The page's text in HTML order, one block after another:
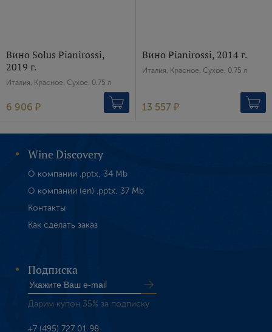
Вино Solus Pianirossi,
2019 г.
Италия, Красное, Сухое, 0.75 л
6 906 ₽
Вино Pianirossi, 2014 г.
Италия, Красное, Сухое, 0.75 л
13 557 ₽
Wine Discovery
О компании .pptx, 34 Mb
О компании (en) .pptx, 37 Mb
Контакты
Как сделать заказ
Подписка
Дарим купон 35% за подписку
+7 (495) 727 01 98